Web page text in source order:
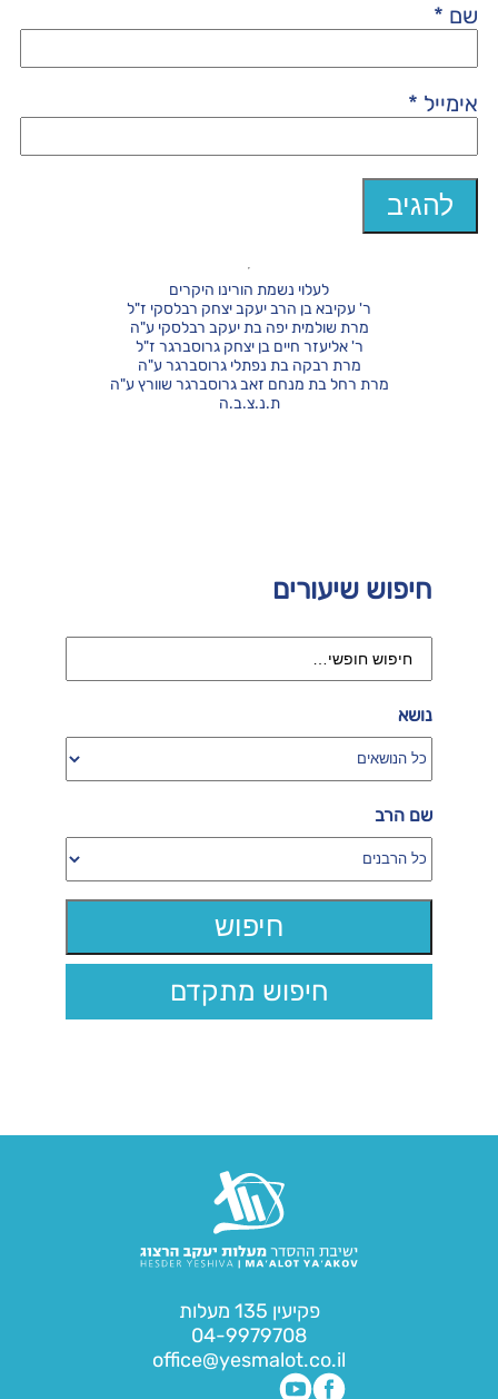
שם *
אימייל *
חיפוש שיעורים
נושא
שם הרב
חיפוש מתקדם
לעלוי נשמת הורינו היקרים
ר' עקיבא בן הרב יעקב יצחק רבלסקי ז"ל
מרת שולמית יפה בת יעקב רבלסקי ע"ה
ר' אליעזר חיים בן יצחק גרוסברגר ז"ל
מרת רבקה בת נפתלי גרוסברגר ע"ה
מרת רחל בת מנחם זאב גרוסברגר שוורץ ע"ה
ת.נ.צ.ב.ה
פקיעין 135 מעלות
04-9979708
office@yesmalot.co.il